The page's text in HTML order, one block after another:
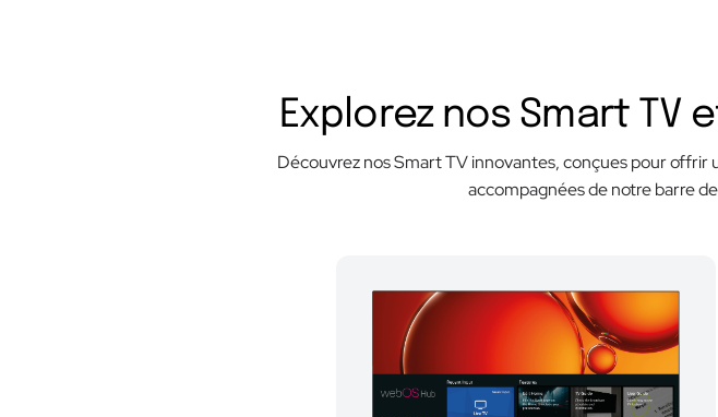
Explorez nos Smart TV
Découvrez nos Smart TV innovantes, conçues pour
accompagnées de notre barre